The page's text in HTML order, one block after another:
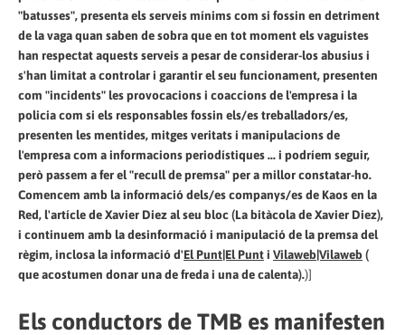
"batusses", presenta els serveis mínims com si fossin en detriment
de la vaga quan saben de sobra que en tot moment els vaguistes
han respectat aquests serveis a pesar de considerar-los abusius i
s'han limitat a controlar i garantir el seu funcionament, presenten
com "incidents" les provocacions i coaccions de l'empresa i la
policia com si els responsables fossin els/es treballadors/es,
presenten les mentides, mitges veritats i manipulacions de
l'empresa com a informacions periodístiques ... i podríem seguir,
però passem a fer el "recull de premsa" per a millor constatar-ho.
Comencem amb la informació dels/es companys/es de Kaos en la
Red, l'artícle de Xavier Diez al seu bloc (La bitàcola de Xavier Diez),
i continuem amb la desinformació i manipulació de la premsa del
règim, inclosa la informació d'El Punt|El Punti Vilaweb|Vilaweb(
que acostumen donar una de freda i una de calenta).)]
Els conductors de TMB es manifesten